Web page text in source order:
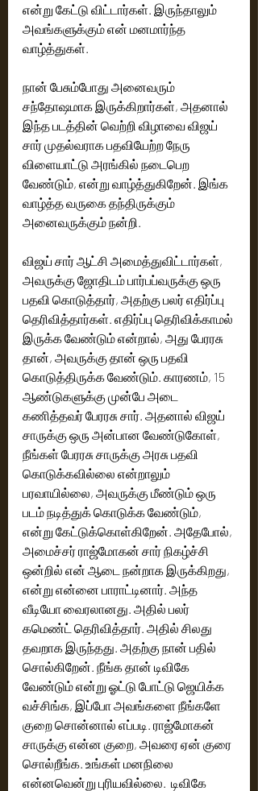
என்று கேட்டு விட்டார்கள். இருந்தாலும்
அவங்களுக்கும் என் மனமார்ந்த
வாழ்த்துகள்.
நான் பேசும்போது அனைவரும்
சந்தோஷமாக இருக்கிறார்கள், அதனால்
இந்த படத்தின் வெற்றி விழாவை விஜய்
சார் முதல்வராக பதவியேற்ற நேரு
விளையாட்டு அரங்கில் நடைபெற
வேண்டும், என்று வாழ்த்துகிறேன். இங்க
வாழ்த்த வருகை தந்திருக்கும்
அனைவருக்கும் நன்றி.
விஜய் சார் ஆட்சி அமைத்துவிட்டார்கள்,
அவருக்கு ஜோதிடம் பார்பப்வருக்கு ஒரு
பதவி கொடுத்தார், அதற்கு பலர் எதிர்ப்பு
தெரிவித்தார்கள். எதிர்ப்பு தெரிவிக்காமல்
இருக்க வேண்டும் என்றால், அது பேரரசு
தான், அவருக்கு தான் ஒரு பதவி
கொடுத்திருக்க வேண்டும். காரணம், 15
ஆண்டுகளுக்கு முன்பே அடை
கணித்தவர் பேரரசு சார். அதனால் விஜய்
சாருக்கு ஒரு அன்பான வேண்டுகோள்,
நீங்கள் பேரரசு சாருக்கு அரசு பதவி
கொடுக்கவில்லை என்றாலும்
பரவாயில்லை, அவருக்கு மீண்டும் ஒரு
படம் நடித்துக் கொடுக்க வேண்டும்,
என்று கேட்டுக்கொள்கிறேன். அதேபோல்,
அமைச்சர் ராஜ்மோகன் சார் நிகழ்ச்சி
ஒன்றில் என் ஆடை நன்றாக இருக்கிறது,
என்று என்னை பாராட்டினார். அந்த
வீடியோ வைரலானது. அதில் பலர்
கமெண்ட் தெரிவித்தார். அதில் சிலது
தவறாக இருந்தது. அதற்கு நான் பதில்
சொல்கிறேன். நீங்க தான் டிவிகே
வேண்டும் என்று ஓட்டு போட்டு ஜெயிக்க
வச்சிங்க, இப்போ அவங்களை நீங்களே
குறை சொன்னால் எப்படி. ராஜ்மோகன்
சாருக்கு என்ன குறை, அவரை ஏன் குரை
சொல்றீங்க. உங்கள் மனநிலை
என்னவென்று புரியவில்லை.  டிவிகே